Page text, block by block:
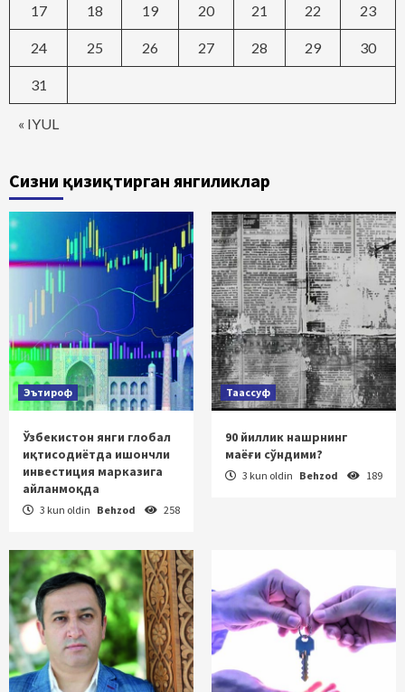
« IYUL
17 18 19 20 21 22 23
24 25 26 27 28 29 30
31
Сизни қизиқтирган янгиликлар
Эътироф
Ўзбекистон янги глобал
иқтисодиётда ишончли
инвестиция марказига
айланмоқда
3 kun oldin Behzod 258
Таассуф
90 йиллик нашрнинг
маёғи сўндими?
3 kun oldin Behzod 189